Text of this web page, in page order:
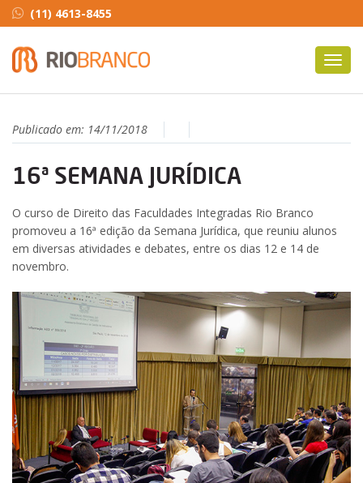
(11) 4613-8455
Publicado em: 14/11/2018
16ª SEMANA JURÍDICA
O curso de Direito das Faculdades Integradas Rio Branco
promoveu a 16ª edição da Semana Jurídica, que reuniu alunos
em diversas atividades e debates, entre os dias 12 e 14 de
novembro.